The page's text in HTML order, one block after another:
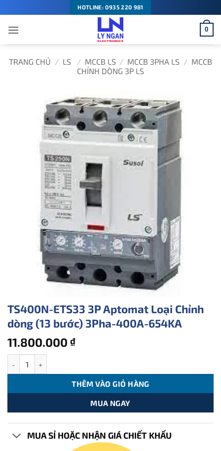
qua
nội
dung
HOTLINE: 0935 220 981
0
TRANG CHỦ / LS / MCCB LS / MCCB 3PHA LS / MCCB
CHỈNH DÒNG 3P LS
TS400N-ETS33 3P Aptomat Loại Chỉnh
dòng (13 bước) 3Pha-400A-654KA
11.800.000 ₫
THÊM VÀO GIỎ HÀNG
MUA NGAY
MUA SỈ HOẶC NHẬN GIÁ CHIẾT KHẤU